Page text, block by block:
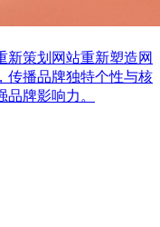
新策划网站重新塑造网
传播品牌独特个性与核
牌影响力。